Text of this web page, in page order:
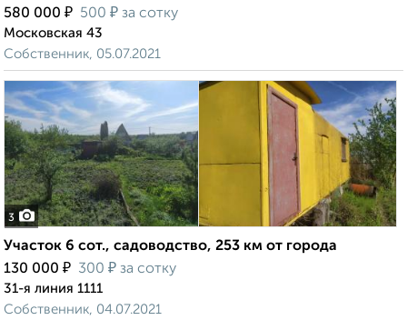
580 000 ₽ 500 ₽ за сотку
Московская 43
Собственник, 05.07.2021
3
Участок 6 сот., садоводство, 253 км от города
130 000 ₽ 300 ₽ за сотку
31-я линия 1111
Собственник, 04.07.2021